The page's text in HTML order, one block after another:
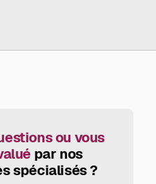
ou vous
par nos
spécialisés ?